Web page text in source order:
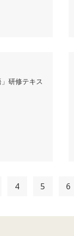
研修テキス
4 5 6